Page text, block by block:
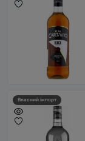
Власний імпорт